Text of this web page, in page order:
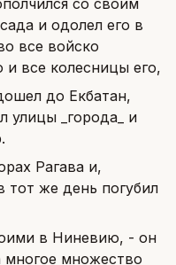
со своим
и одолел его в
все войско
все колесницы его,
до Екбатан,
улицы _города_ и
Рагава и,
тот же день погубил
в Ниневию, - он
многое множество